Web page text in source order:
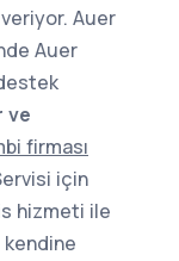
Auer
Auer
ve
firması
için
hizmeti ile